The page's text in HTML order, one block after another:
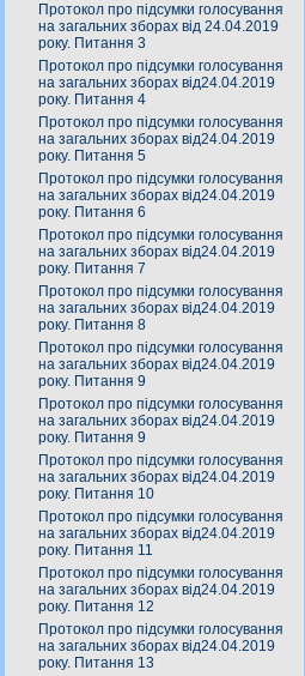
Протокол про підсумки голосування
на загальних зборах від 24.04.2019
року. Питання 3
Протокол про підсумки голосування
на загальних зборах від24.04.2019
року. Питання 4
Протокол про підсумки голосування
на загальних зборах від24.04.2019
року. Питання 5
Протокол про підсумки голосування
на загальних зборах від24.04.2019
року. Питання 6
Протокол про підсумки голосування
на загальних зборах від24.04.2019
року. Питання 7
Протокол про підсумки голосування
на загальних зборах від24.04.2019
року. Питання 8
Протокол про підсумки голосування
на загальних зборах від24.04.2019
року. Питання 9
Протокол про підсумки голосування
на загальних зборах від24.04.2019
року. Питання 9
Протокол про підсумки голосування
на загальних зборах від24.04.2019
року. Питання 10
Протокол про підсумки голосування
на загальних зборах від24.04.2019
року. Питання 11
Протокол про підсумки голосування
на загальних зборах від24.04.2019
року. Питання 12
Протокол про підсумки голосування
на загальних зборах від24.04.2019
року. Питання 13